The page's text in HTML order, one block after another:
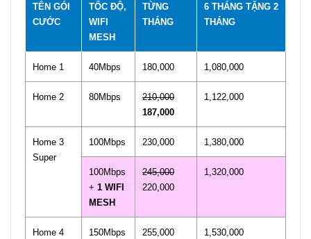
TÊN GÓI
CƯỚC
TỐC ĐỘ,
WIFI
MESH
TỪNG
THÁNG
6 THÁNG TẶNG 2
THÁNG
Home 1 40Mbps 180,000 1,080,000
Home 2 80Mbps
210,000
187,000
1,122,000
Home 3
Super
100Mbps 230,000 1,380,000
100Mbps
+ 1 WIFI
MESH
245,000
220,000
1,320,000
Home 4
150Mbps 255,000 1,530,000